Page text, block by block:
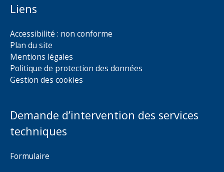
Liens
Accessibilité : non conforme
Plan du site
Mentions légales
Politique de protection des données
Gestion des cookies
Demande d’intervention des services
techniques
Formulaire